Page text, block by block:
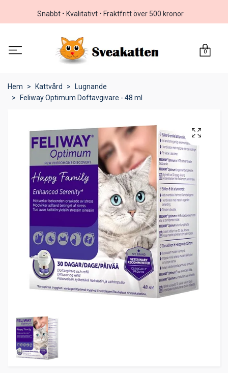
Snabbt • Kvalitativt • Fraktfritt över 500 kronor
0
Hem Kattvård
Lugnande
Feliway Optimum Doftavgivare - 48 ml